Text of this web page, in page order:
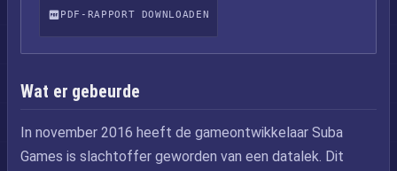
PDF-RAPPORT DOWNLOADEN
Wat er gebeurde
In november 2016 heeft de gameontwikkelaar Suba
Games is slachtoffer geworden van een datalek. Dit